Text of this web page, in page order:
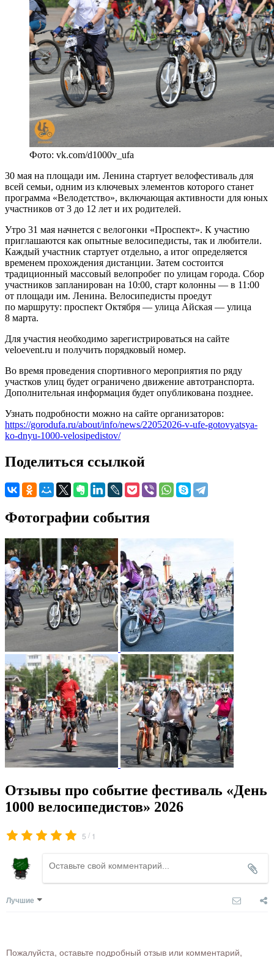
Фото: vk.com/d1000v_ufa
30 мая на площади им. Ленина стартует велофестиваль для
всей семьи, одним из ключевых элементов которого станет
программа «Велодетство», включающая активности для юных
участников от 3 до 12 лет и их родителей.
Утро 31 мая начнется с велогонки «Проспект». К участию
приглашаются как опытные велосипедисты, так и любители.
Каждый участник стартует отдельно, а итог определяется
временем прохождения дистанции. Затем состоится
традиционный массовый велопробег по улицам города. Сбор
участников запланирован на 10:00, старт колонны — в 11:00
от площади им. Ленина. Велосипедисты проедут
по маршруту: проспект Октября — улица Айская — улица
8 марта.
Для участия необходимо зарегистрироваться на сайте
veloevent.ru и получить порядковый номер.
Во время проведения спортивного мероприятия по ряду
участков улиц будет ограничено движение автотранспорта.
Дополнительная информация будет опубликована позднее.
Узнать подробности можно на сайте организаторов:
https://gorodufa.ru/about/info/news/22052026-v-ufe-gotovyatsya-
ko-dnyu-1000-velosipedistov/
Поделиться ссылкой
Фотографии события
Отзывы про событие фестиваль «День
1000 велосипедистов» 2026
5 / 1
Лучшие
Пожалуйста, оставьте подробный отзыв или комментарий,